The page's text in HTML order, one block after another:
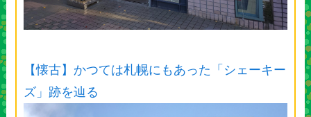
【懐古】かつては札幌にもあった「シェーキー
ズ」跡を辿る